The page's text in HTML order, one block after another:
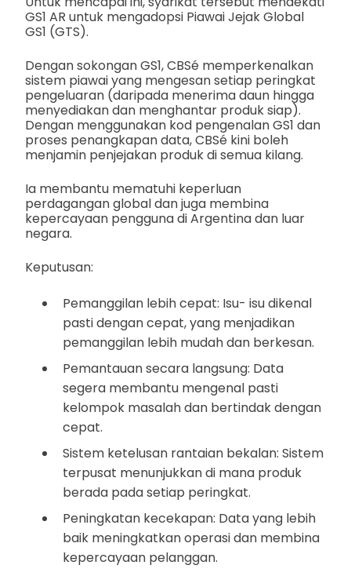
GS1 AR untuk mengadopsi Piawai Jejak Global
GS1 (GTS).
Dengan sokongan GS1, CBSé memperkenalkan
sistem piawai yang mengesan setiap peringkat
pengeluaran (daripada menerima daun hingga
menyediakan dan menghantar produk siap).
Dengan menggunakan kod pengenalan GS1 dan
proses penangkapan data, CBSé kini boleh
menjamin penjejakan produk di semua kilang.
Ia membantu mematuhi keperluan
perdagangan global dan juga membina
kepercayaan pengguna di Argentina dan luar
negara.
Keputusan:
Pemanggilan lebih cepat: Isu- isu dikenal
pasti dengan cepat, yang menjadikan
pemanggilan lebih mudah dan berkesan.
Pemantauan secara langsung: Data
segera membantu mengenal pasti
kelompok masalah dan bertindak dengan
cepat.
Sistem ketelusan rantaian bekalan: Sistem
terpusat menunjukkan di mana produk
berada pada setiap peringkat.
Peningkatan kecekapan: Data yang lebih
baik meningkatkan operasi dan membina
kepercayaan pelanggan.